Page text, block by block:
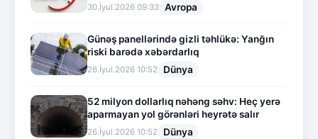
30.İyul.2026 09:33 Avropa
Günəş panellərində gizli təhlükə: Yanğın
riski barədə xəbərdarlıq
26.İyul.2026 10:52 Dünya
52 milyon dollarlıq nəhəng səhv: Heç yerə
aparmayan yol görənləri heyrətə salır
26.İyul.2026 10:52 Dünya